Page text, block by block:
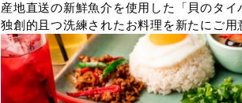
産地直送の新鮮魚介を使用した「貝のタイ
独創的且つ洗練されたお料理を新たにご用